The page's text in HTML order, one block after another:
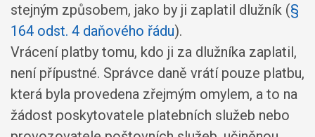
stejným způsobem, jako by ji zaplatil dlužník (§
164 odst. 4 daňového řádu).
Vrácení platby tomu, kdo ji za dlužníka zaplatil,
není přípustné. Správce daně vrátí pouze platbu,
která byla provedena zřejmým omylem, a to na
žádost poskytovatele platebních služeb nebo